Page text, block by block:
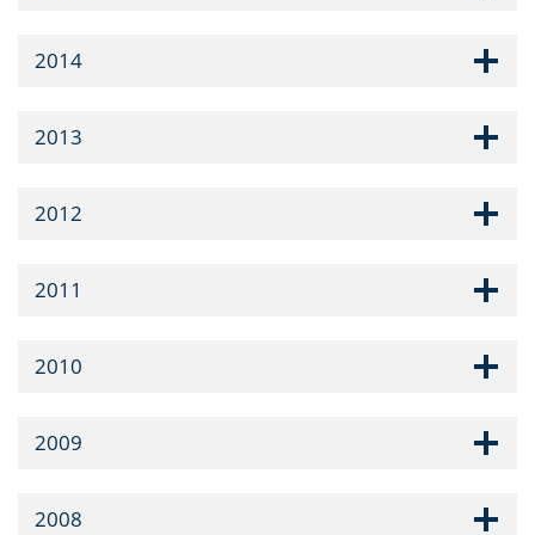
2014
2013
2012
2011
2010
2009
2008